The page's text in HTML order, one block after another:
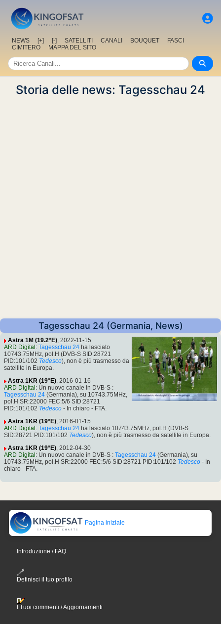
NEWS [+] [-] SATELLITI CANALI BOUQUET
FASCI
CIMITERO
MAPPA DEL SITO
Storia delle news: Tagesschau 24
Tagesschau 24 (Germania, News)
Astra 1M (19.2°E), 2022-11-15
ARD Digital : Tagesschau 24 ha lasciato
10743.75MHz, pol.H (DVB-S SID:28721
PID:101/102 Tedesco), non è più trasmesso da
satellite in Europa.
Astra 1KR (19°E), 2016-01-16
ARD Digital : Un nuovo canale in DVB-S :
Tagesschau 24 (Germania), su 10743.75MHz,
pol.H SR:22000 FEC:5/6 SID:28721
PID:101/102 Tedesco - In chiaro - FTA.
Astra 1KR (19°E), 2016-01-15
ARD Digital : Tagesschau 24 ha lasciato 10743.75MHz, pol.H (DVB-S
SID:28721 PID:101/102 Tedesco), non è più trasmesso da satellite in Europa.
Astra 1KR (19°E), 2012-04-30
ARD Digital : Un nuovo canale in DVB-S : Tagesschau 24 (Germania), su
10743.75MHz, pol.H SR:22000 FEC:5/6 SID:28721 PID:101/102 Tedesco - In
chiaro - FTA.
Pagina iniziale
Introduzione / FAQ
Definisci il tuo profilo
I Tuoi commenti / Aggiornamenti